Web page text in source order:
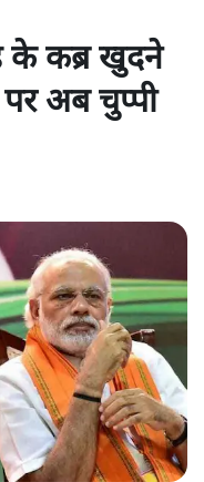
के कब्र खुदने
अब चुप्पी